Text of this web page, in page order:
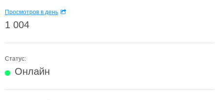
Просмотров в день
1 004
Статус:
Онлайн